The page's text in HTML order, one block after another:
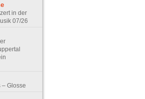
in der
07/26
– Glosse